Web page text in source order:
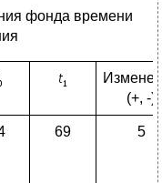
фонда времени
(+, -)
69 5